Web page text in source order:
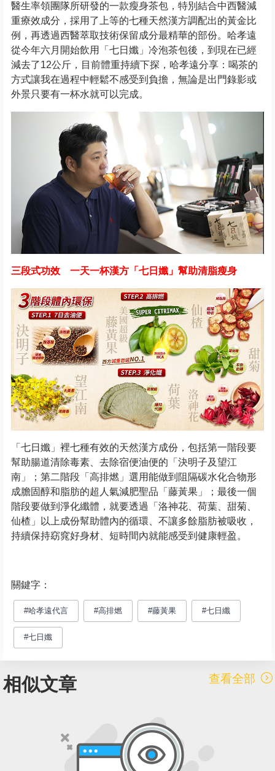
醫生率領團隊所研發的一款瘦身茶包，特別結合中西醫減
重療效成分，採用了上等的七種天然漢方調配出的黃金比
例，再透過西醫萃取技術保留成分最精華的部份。哈孝遠
從今年六月開始飲用「七日孅」冷泡茶包後，到現在已經
減去了12公斤，目前體重持續下探，哈孝遠分享：喝茶的
方式讓我在過程中輕鬆不感受到負擔，無論是出門錄影或
外景只要有一杯水就可以完成。
三段式功效 一天一杯漢方「七日孅」幫助清脂瘦身
「七日孅」裡七種有效的天然漢方成份，包括第一階段要
幫助腸道清除毒素、去除宿便油便的「決明子及望江
南」；第二階段「高排燃」選用能做到阻隔碳水化合物形
成膽固醇和脂肪的超人氣減肥聖品「藤黃果」；最後一個
階段要做到淨化纖體，就要透過「洛神花、荷葉、甜菊、
仙楂」以上成份幫助體內的循環、不讓多餘脂肪被吸收，
持續保持窈窕好身材、短時間內就能感受到健康輕盈。
關鍵字：
#哈孝遠代言 #高排燃 #藤黃果 #七日纖
#七日孅
相似文章 查看全部